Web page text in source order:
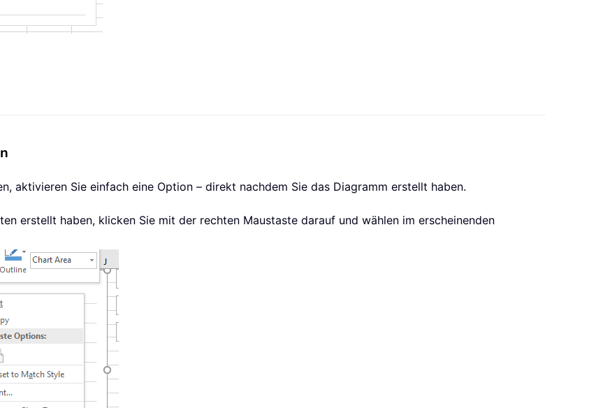
aktivieren Sie einfach eine Option – direkt nachdem Sie das Diagramm erstellt haben.
erstellt haben, klicken Sie mit der rechten Maustaste darauf und wählen im erscheinenden